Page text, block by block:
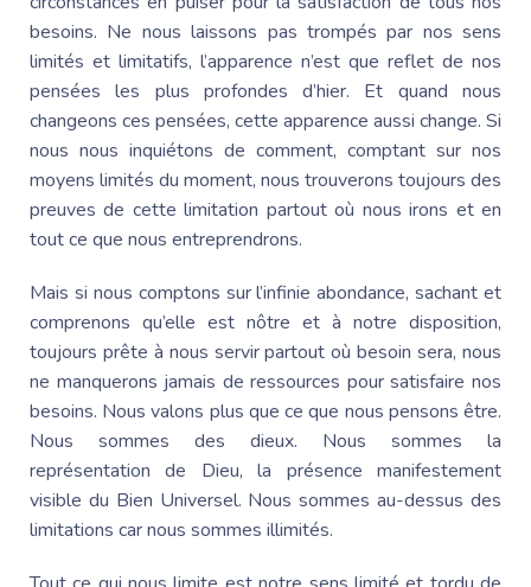
besoins. Ne nous laissons pas trompés par nos sens
limités et limitatifs, l’apparence n’est que reflet de nos
pensées les plus profondes d’hier. Et quand nous
changeons ces pensées, cette apparence aussi change. Si
nous nous inquiétons de comment, comptant sur nos
moyens limités du moment, nous trouverons toujours des
preuves de cette limitation partout où nous irons et en
tout ce que nous entreprendrons.
Mais si nous comptons sur l’infinie abondance, sachant et
comprenons qu’elle est nôtre et à notre disposition,
toujours prête à nous servir partout où besoin sera, nous
ne manquerons jamais de ressources pour satisfaire nos
besoins. Nous valons plus que ce que nous pensons être.
Nous sommes des dieux. Nous sommes la
représentation de Dieu, la présence manifestement
visible du Bien Universel. Nous sommes au-dessus des
limitations car nous sommes illimités.